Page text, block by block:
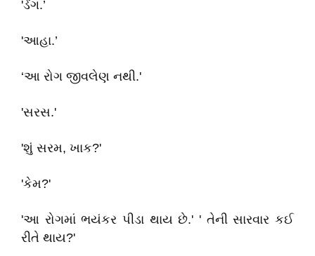
'ડેંગ.’
'આહા.’
‘આ રોગ જીવલેણ નથી.'
'સરસ.'
'શું સરમ, ખાક?'
'કેમ?'
'આ રોગમાં ભયંકર પીડા થાય છે.' ' તેની સારવાર કઈ
રીતે થાય?'